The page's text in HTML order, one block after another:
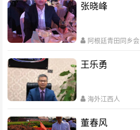
张晓峰
阿根廷青田同乡会
王乐勇
海外江西人
董春风